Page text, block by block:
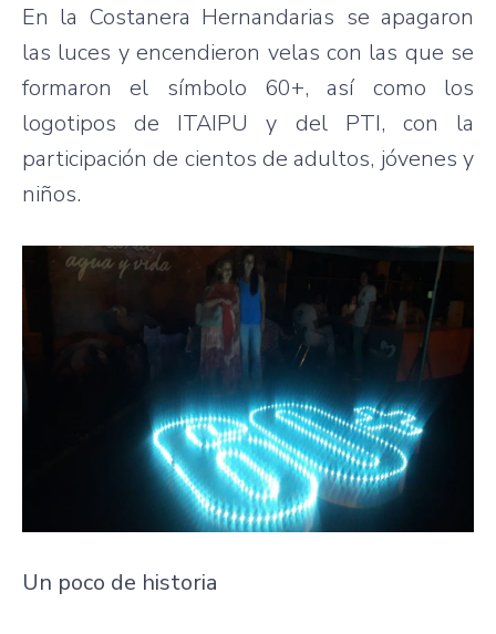
En la Costanera Hernandarias se apagaron
las luces y encendieron velas con las que se
formaron el símbolo 60+, así como los
logotipos de ITAIPU y del PTI, con la
participación de cientos de adultos, jóvenes y
niños.
Un poco de historia